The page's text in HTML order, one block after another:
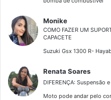
Monike
COMO FAZER UM
CAPACETE
Suzuki Gsx 1300 R-
Renata Soares
DIFERENÇA: Suspensão
Moto pode andar pelo